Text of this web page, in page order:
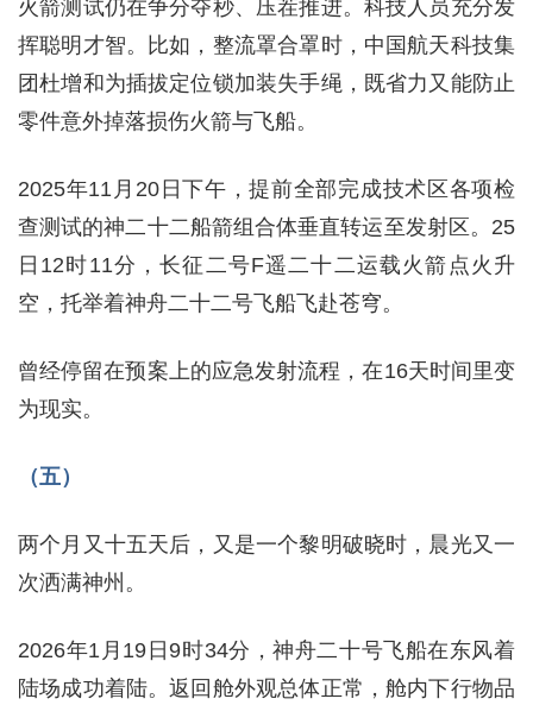
火箭测试仍在争分夺秒、压茬推进。科技人员充分发
挥聪明才智。比如，整流罩合罩时，中国航天科技集
团杜增和为插拔定位锁加装失手绳，既省力又能防止
零件意外掉落损伤火箭与飞船。
2025年11月20日下午，提前全部完成技术区各项检
查测试的神二十二船箭组合体垂直转运至发射区。25
日12时11分，长征二号F遥二十二运载火箭点火升
空，托举着神舟二十二号飞船飞赴苍穹。
曾经停留在预案上的应急发射流程，在16天时间里变
为现实。
（五）
两个月又十五天后，又是一个黎明破晓时，晨光又一
次洒满神州。
2026年1月19日9时34分，神舟二十号飞船在东风着
陆场成功着陆。返回舱外观总体正常，舱内下行物品